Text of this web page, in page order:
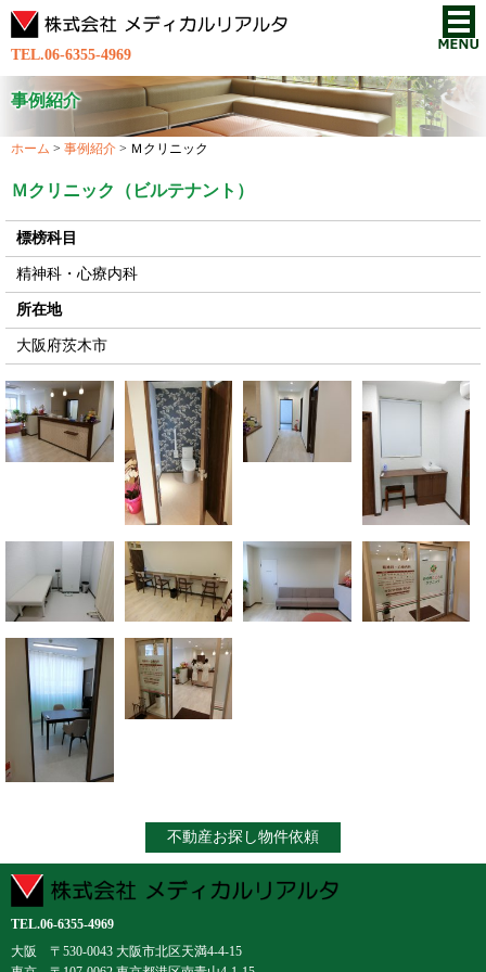
TEL.06-6355-4969
事例紹介
ホーム > 事例紹介 > Ｍクリニック
Ｍクリニック（ビルテナント）
標榜科目
精神科・心療内科
所在地
大阪府茨木市
TEL.06-6355-4969
大阪 〒530-0043 大阪市北区天満4-4-15